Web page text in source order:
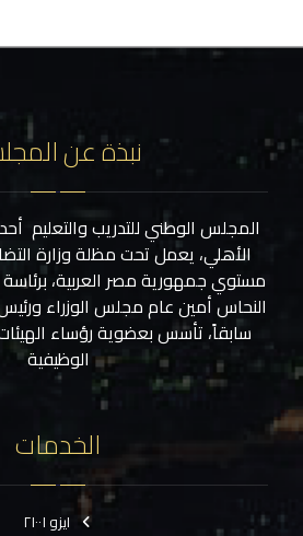
نبذة عن
المجلس الوطني للتدريب والتعليم
الأهلي، يعمل تحت مظلة وزارة
مستوي جمهورية مصر العربية،
النحاس أمين عام مجلس الوزراء ورئيس
سابقاً، تأسس بعضوية رؤساء
الوظيفية
الخدمات
ايزو ٢١٠٠١